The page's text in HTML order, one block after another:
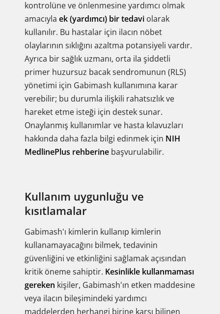
kontrolüne ve önlenmesine yardımcı olmak
amacıyla ek (yardımcı) bir tedavi olarak
kullanılır. Bu hastalar için ilacın nöbet
olaylarının sıklığını azaltma potansiyeli vardır.
Ayrıca bir sağlık uzmanı, orta ila şiddetli
primer huzursuz bacak sendromunun (RLS)
yönetimi için Gabimash kullanımına karar
verebilir; bu durumla ilişkili rahatsızlık ve
hareket etme isteği için destek sunar.
Onaylanmış kullanımlar ve hasta kılavuzları
hakkında daha fazla bilgi edinmek için NIH
MedlinePlus rehberine başvurulabilir.
Kullanım uygunluğu ve
kısıtlamalar
Gabimash'ı kimlerin kullanıp kimlerin
kullanamayacağını bilmek, tedavinin
güvenliğini ve etkinliğini sağlamak açısından
kritik öneme sahiptir. Kesinlikle kullanmaması
gereken kişiler, Gabimash'ın etken maddesine
veya ilacın bileşimindeki yardımcı
maddelerden herhangi birine karşı bilinen